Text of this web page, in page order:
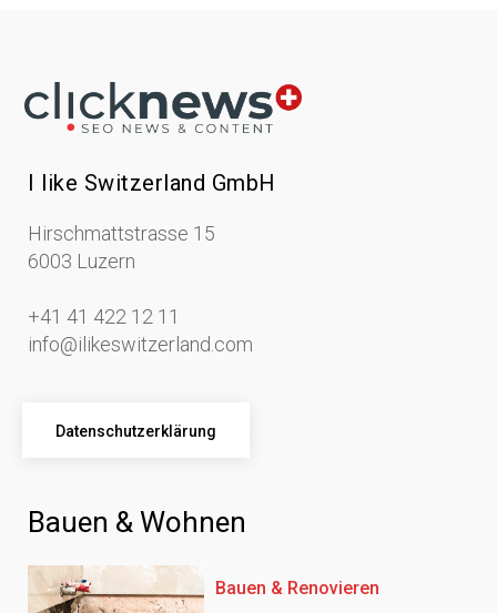
I like Switzerland GmbH
Hirschmattstrasse 15
6003 Luzern
+41 41 422 12 11
info@ilikeswitzerland.com
Datenschutzerklärung
Bauen & Wohnen
Bauen & Renovieren